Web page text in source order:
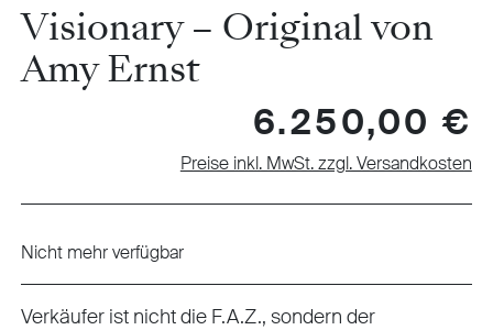
Visionary – Original von
Amy Ernst
6.250,00 €
Preise inkl. MwSt. zzgl. Versandkosten
Nicht mehr verfügbar
Verkäufer ist nicht die F.A.Z., sondern der